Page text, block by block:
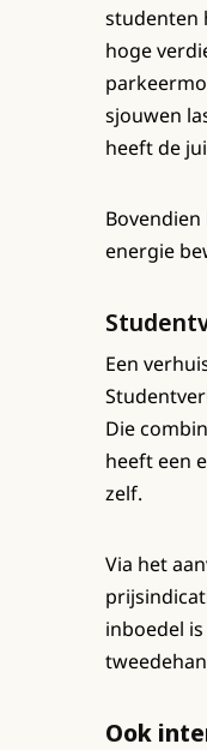
studenten
hoge
sjouwen
heeft de
energie
Een
Die
heeft een
zelf.
Via het
inboedel
Ook